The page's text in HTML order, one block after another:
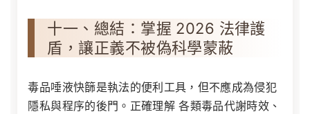
十一、總結：掌握 2026 法律護
盾，讓正義不被偽科學蒙蔽
毒品唾液快篩是執法的便利工具，但不應成為侵犯
隱私與程序的後門。正確理解各類毒品代謝時效 、